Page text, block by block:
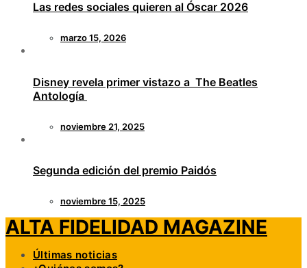
Las redes sociales quieren al Óscar 2026
marzo 15, 2026
Disney revela primer vistazo a The Beatles
Antología
noviembre 21, 2025
Segunda edición del premio Paidós
noviembre 15, 2025
ALTA FIDELIDAD MAGAZINE
Últimas noticias